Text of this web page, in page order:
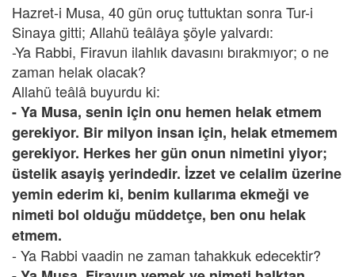
Hazret-i Musa, 40 gün oruç tuttuktan sonra Tur-i
Sinaya gitti; Allahü teâlâya şöyle yalvardı:
-Ya Rabbi, Firavun ilahlık davasını bırakmıyor; o ne
zaman helak olacak?
Allahü teâlâ buyurdu ki:
- Ya Musa, senin için onu hemen helak etmem
gerekiyor. Bir milyon insan için, helak etmemem
gerekiyor. Herkes her gün onun nimetini yiyor;
üstelik asayiş yerindedir. İzzet ve celalim üzerine
yemin ederim ki, benim kullarıma ekmeği ve
nimeti bol olduğu müddetçe, ben onu helak
etmem.
- Ya Rabbi vaadin ne zaman tahakkuk edecektir?